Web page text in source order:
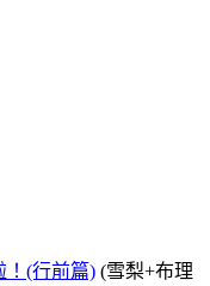
(行前篇) (雪梨+布理